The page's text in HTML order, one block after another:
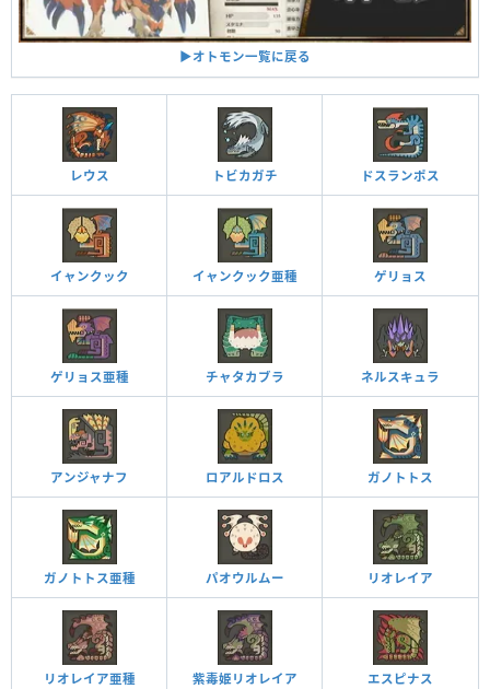
▶︎オトモン一覧に戻る
レウス トビカガチ ドスランポス
イャンクック イャンクック亜種 ゲリョス
ゲリョス亜種 チャタカブラ ネルスキュラ
アンジャナフ ロアルドロス ガノトトス
ガノトトス亜種 パオウルムー リオレイア
リオレイア亜種 紫毒姫リオレイア エスピナス